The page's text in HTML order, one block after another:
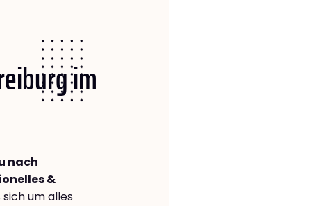
im
nach
&
sich um alles